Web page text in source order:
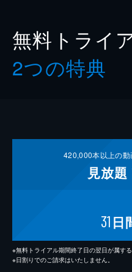
無料トライ
2つの特典
420,000本以上の
見放題
31 日
※無料トライアル期間終了日の翌日が属す
※日割りでのご請求はいたしません。